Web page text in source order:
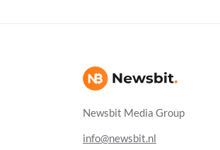
Newsbit Media Group
info@newsbit.nl